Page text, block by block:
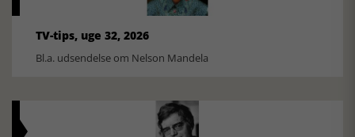
TV-tips, uge 32, 2026
Bl.a. udsendelse om Nelson Mandela